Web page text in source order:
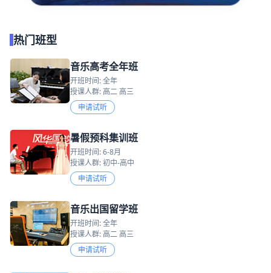
热门班型
音乐高考全年班
开班时间: 全年
授课人群: 高二 高三
申请试听
暑假预科集训班
开班时间: 6-8月
授课人群: 初中-高中
申请试听
音乐出国留学班
开班时间: 全年
授课人群: 高二 高三
申请试听